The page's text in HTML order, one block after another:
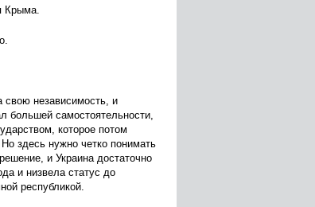
Крыма.
свою независимость, и
большей самостоятельности,
которое потом
здесь нужно четко понимать
и Украина достаточно
и низвела статус до
республикой.